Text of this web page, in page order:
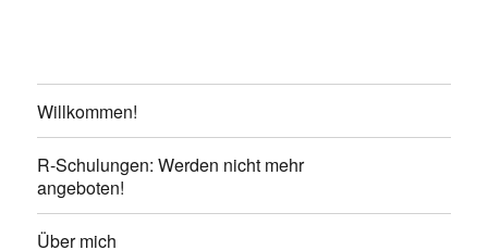
Willkommen!
R-Schulungen: Werden nicht mehr
angeboten!
Über mich